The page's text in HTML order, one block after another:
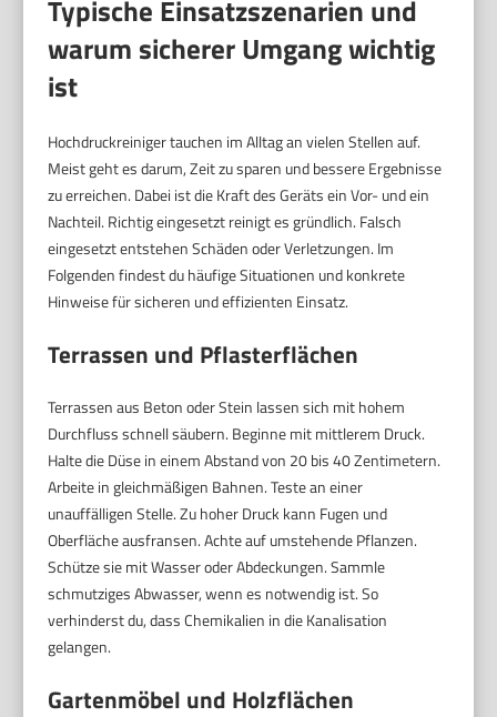
Typische Einsatzszenarien und
warum sicherer Umgang wichtig
ist
Hochdruckreiniger tauchen im Alltag an vielen Stellen auf.
Meist geht es darum, Zeit zu sparen und bessere Ergebnisse
zu erreichen. Dabei ist die Kraft des Geräts ein Vor- und ein
Nachteil. Richtig eingesetzt reinigt es gründlich. Falsch
eingesetzt entstehen Schäden oder Verletzungen. Im
Folgenden findest du häufige Situationen und konkrete
Hinweise für sicheren und effizienten Einsatz.
Terrassen und Pflasterflächen
Terrassen aus Beton oder Stein lassen sich mit hohem
Durchfluss schnell säubern. Beginne mit mittlerem Druck.
Halte die Düse in einem Abstand von 20 bis 40 Zentimetern.
Arbeite in gleichmäßigen Bahnen. Teste an einer
unauffälligen Stelle. Zu hoher Druck kann Fugen und
Oberfläche ausfransen. Achte auf umstehende Pflanzen.
Schütze sie mit Wasser oder Abdeckungen. Sammle
schmutziges Abwasser, wenn es notwendig ist. So
verhinderst du, dass Chemikalien in die Kanalisation
gelangen.
Gartenmöbel und Holzflächen